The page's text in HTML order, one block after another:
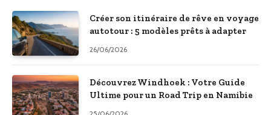
Créer son itinéraire de rêve en voyage
autotour : 5 modèles prêts à adapter
26/06/2026
Découvrez Windhoek : Votre Guide
Ultime pour un Road Trip en Namibie